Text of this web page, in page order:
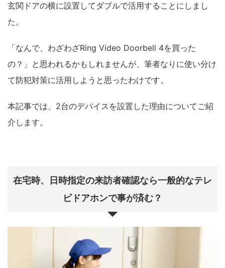
玄関ドアの横に設置してダブルで活用することにしまし
た。
「なんで、わざわざRing Video Doorbell 4を買った
の？」と思われるかもしれませんが、筆者なりに使い分け
て防犯対策に活用しようと思ったわけです。
本記事では、2台のデバイスを設置した理由についてご紹
介します。
在宅時、日時指定の来訪者確認なら一般的なテレ
ビドアホンで事が済む？